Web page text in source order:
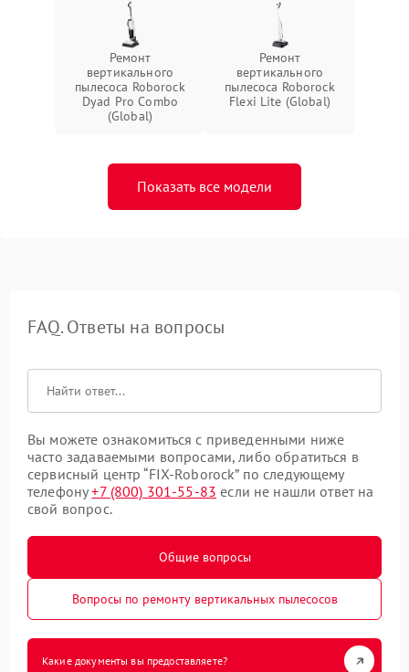
Ремонт
вертикального
пылесоса Roborock
Dyad Pro Combo
(Global)
Ремонт
вертикального
пылесоса Roborock
Flexi Lite (Global)
Показать все модели
FAQ. Ответы на вопросы
Вы можете ознакомиться с приведенными ниже
часто задаваемыми вопросами, либо обратиться в
сервисный центр “FIX-Roborock” по следующему
телефону+7 (800) 301-55-83 если не нашли ответ на
свой вопрос.
Общие вопросы
Вопросы по ремонту вертикальных пылесосов
Какие документы вы предоставляете?